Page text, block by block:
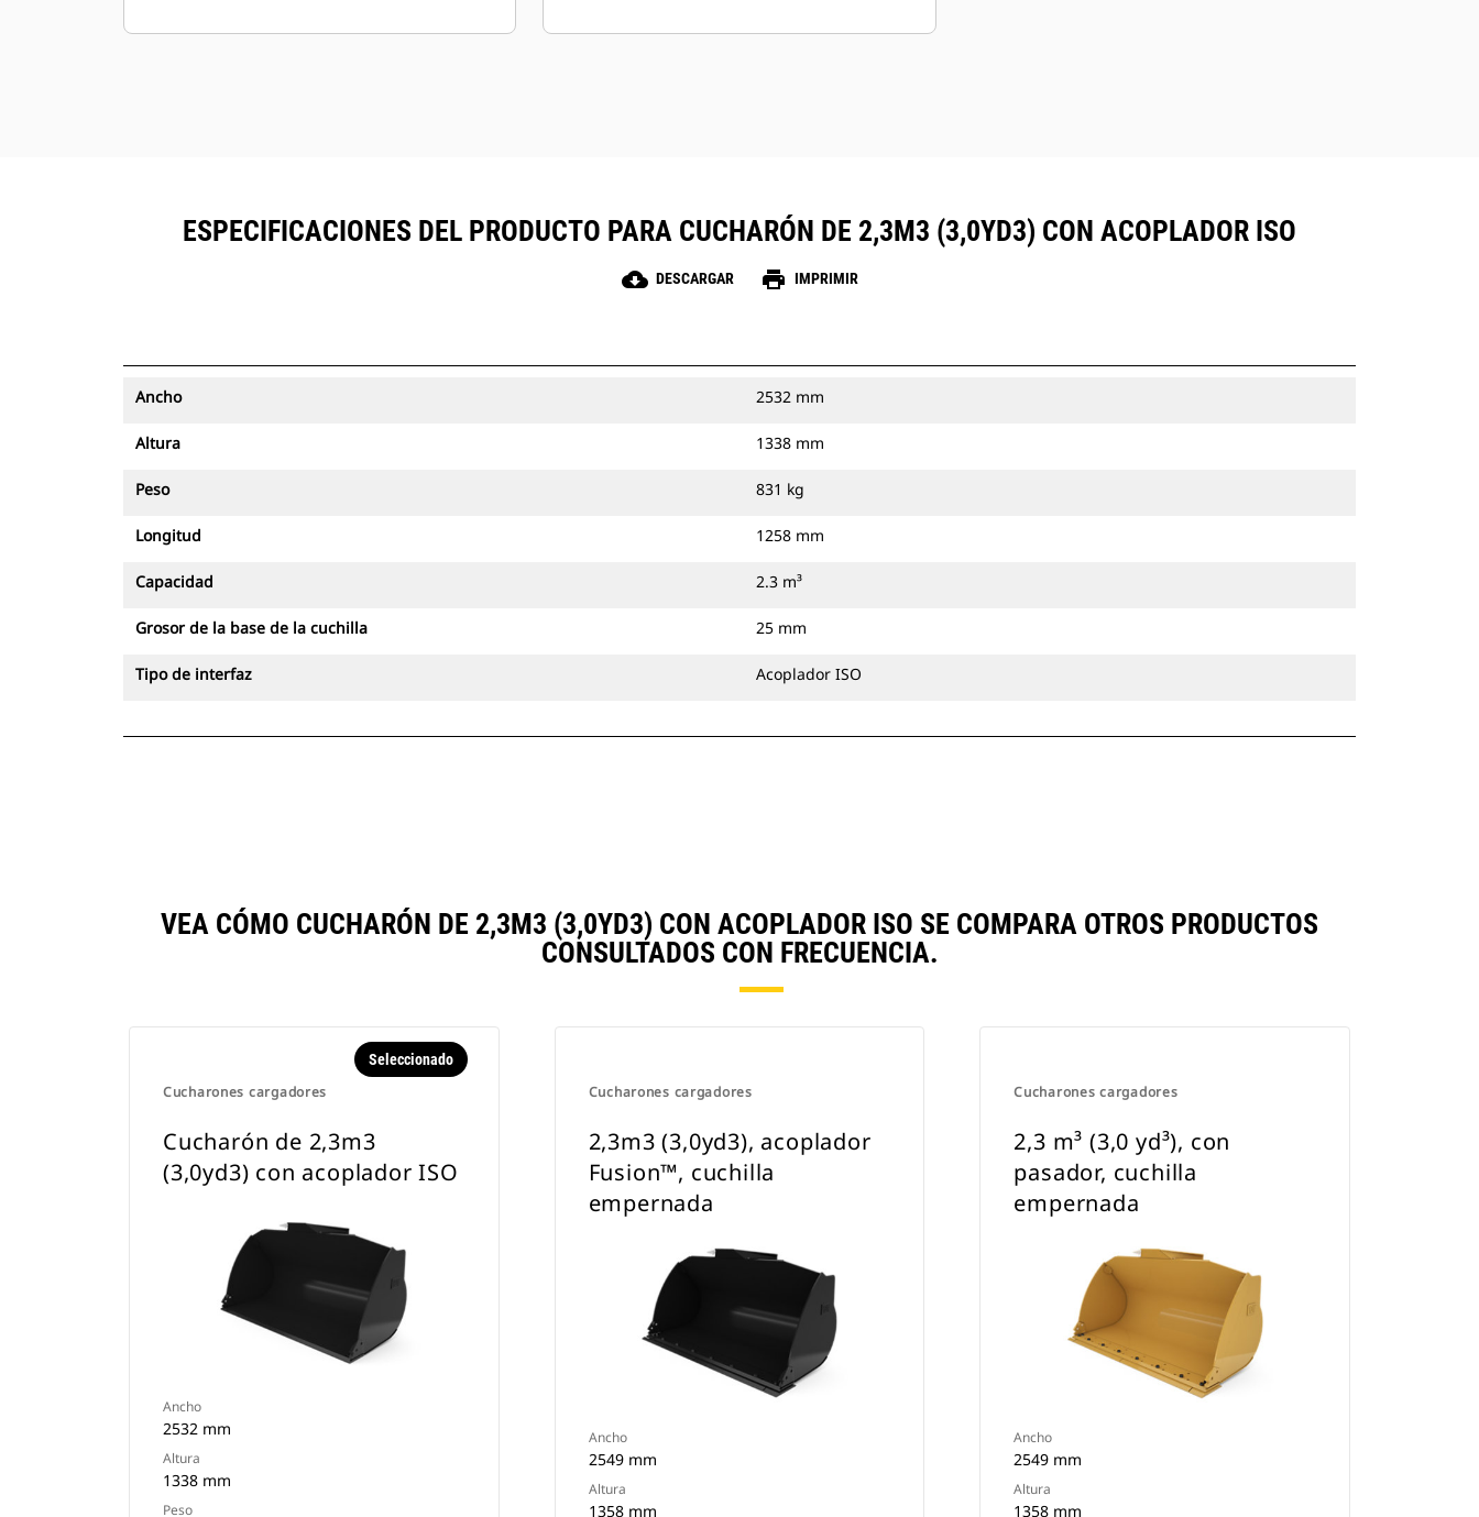
ESPECIFICACIONES DEL PRODUCTO PARA CUCHARÓN DE 2,3M3 (3,0YD3) CON ACOPLADOR ISO
cloud_download DESCARGAR print IMPRIMIR
Ancho 2532 mm
Altura 1338 mm
Peso 831 kg
Longitud 1258 mm
Capacidad 2.3 m³
Grosor de la base de la cuchilla 25 mm
Tipo de interfaz Acoplador ISO
VEA CÓMO CUCHARÓN DE 2,3M3 (3,0YD3) CON ACOPLADOR ISO SE COMPARA OTROS PRODUCTOS
CONSULTADOS CON FRECUENCIA.
Cucharones cargadores
Seleccionado
Cucharón de 2,3m3
(3,0yd3) con acoplador ISO
Ancho
2532 mm
Altura
1338 mm
Peso
Cucharones cargadores
2,3m3 (3,0yd3), acoplador
Fusion™, cuchilla
empernada
Ancho
2549 mm
Altura
1358 mm
Cucharones cargadores
2,3 m³ (3,0 yd³), con
pasador, cuchilla
empernada
Ancho
2549 mm
Altura
1358 mm